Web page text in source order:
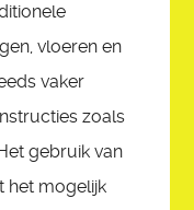
vloeren en
vaker
zoals
gebruik van
het mogelijk